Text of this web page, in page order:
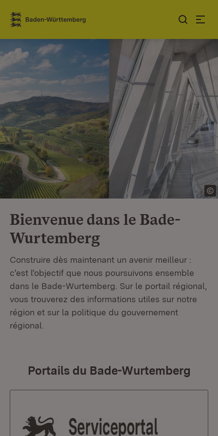
Sauter au contenu
Link zur Startseite
Bienvenue dans le Bade-
Wurtemberg
Construire dès maintenant un avenir meilleur :
c'est l'objectif que nous poursuivons ensemble
dans le Bade-Wurtemberg. Sur le portail régional,
vous trouverez des informations utiles sur notre
région et sur la politique du gouvernement
régional.
Portails du Bade-Wurtemberg